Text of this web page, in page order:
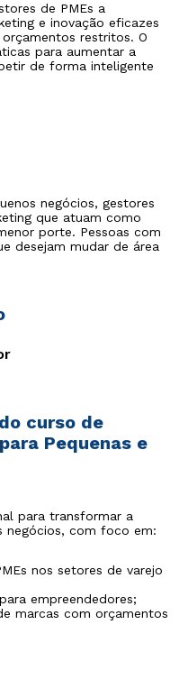
de PMEs a
e inovação eficazes
restritos. O
para aumentar a
de forma inteligente
negócios, gestores
que atuam como
porte. Pessoas com
desejam mudar de área
curso de
Pequenas e
para transformar a
negócios, com foco em:
nos setores de varejo
empreendedores;
marcas com orçamentos